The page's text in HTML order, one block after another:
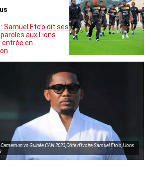
Samuel Eto’o dit ses
aux Lions
entrée en
vs Guinée,CAN 2023,Côte d’Ivoire,Samuel Eto’o,Lions